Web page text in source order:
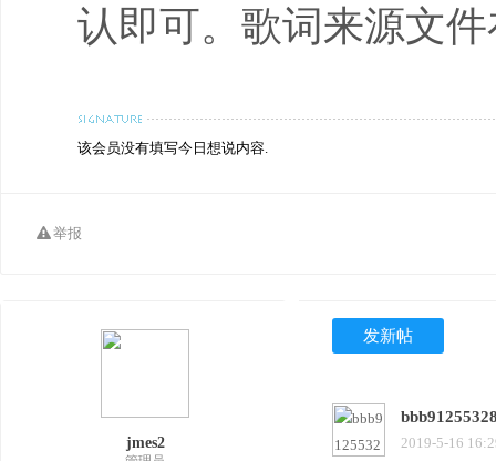
认即可。歌词来源文件
该会员没有填写今日想说内容.
举报
发新帖
2019-5-16
jmes2